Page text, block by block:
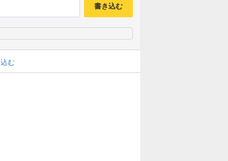
書き込む
む